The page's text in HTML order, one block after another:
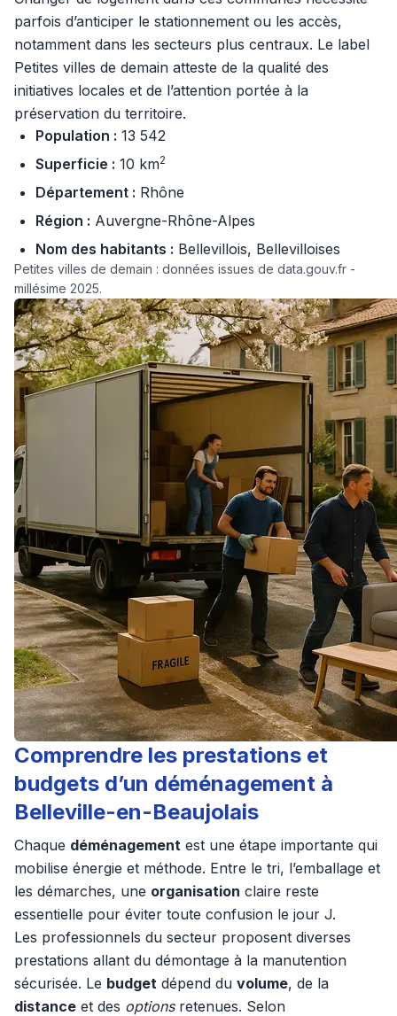
parfois d’anticiper le stationnement ou les accès,
notamment dans les secteurs plus centraux. Le label
Petites villes de demain atteste de la qualité des
initiatives locales et de l’attention portée à la
préservation du territoire.
Population : 13 542
Superficie : 10 km2
Département : Rhône
Région : Auvergne-Rhône-Alpes
Nom des habitants : Bellevillois, Bellevilloises
Petites villes de demain : données issues de data.gouv.fr -
millésime 2025.
Comprendre les prestations et
budgets d’un déménagement à
Belleville-en-Beaujolais
Chaque déménagement est une étape importante qui
mobilise énergie et méthode. Entre le tri, l’emballage et
les démarches, une organisation claire reste
essentielle pour éviter toute confusion le jour J.
Les professionnels du secteur proposent diverses
prestations allant du démontage à la manutention
sécurisée. Le budget dépend du volume, de la
distance et des optionsretenues. Selon